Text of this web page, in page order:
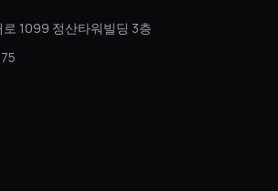
1099 정산타워빌딩 3층